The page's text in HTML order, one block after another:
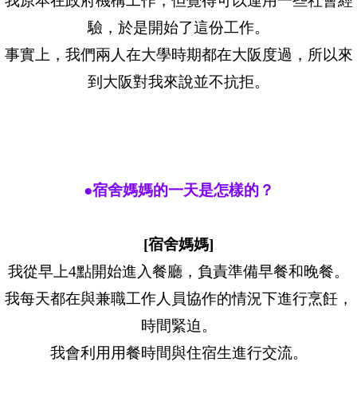
驗，於是開始了這份工作。
事實上，我們兩人在大學時期都在大阪度過，所以來
到大阪對我來說並不抗拒。
●宿舍媽媽的一天是怎樣的？
[宿舍媽媽]
我從早上4點開始進入餐廳，負責準備早餐和晚餐。
我每天都在與兼職工作人員協作的情況下進行烹飪，
時間緊迫。
我會利用用餐時間與住宿生進行交流。